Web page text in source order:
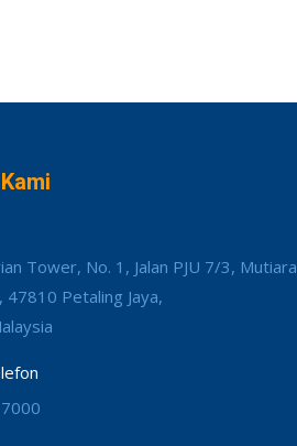
Tower, No. 1, Jalan PJU 7/3, Mutiara
47810 Petaling Jaya,